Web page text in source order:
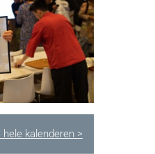
hele kalenderen >